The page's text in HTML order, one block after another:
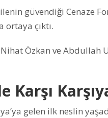
güvendiği Cenaze
çıktı.
Özkan ve Abdullah
Karşı
gelen ilk neslin